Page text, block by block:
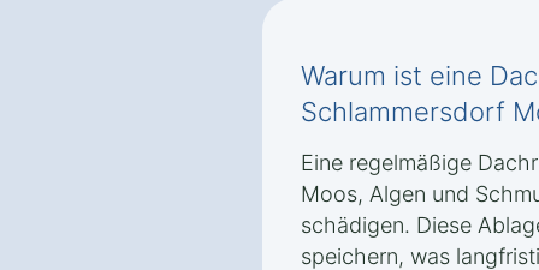
Warum ist eine
Schlammersdorf
Eine regelmäßige
Moos, Algen und
schädigen. Diese
speichern, was